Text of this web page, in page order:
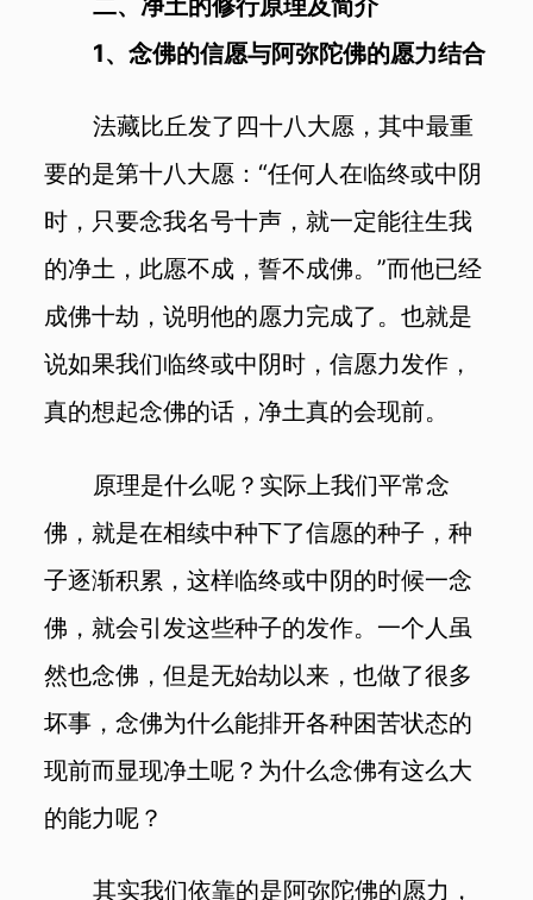
1、念佛的信愿与阿弥陀佛的愿力结合
法藏比丘发了四十八大愿，其中最重
要的是第十八大愿：“任何人在临终或中阴
时，只要念我名号十声，就一定能往生我
的净土，此愿不成，誓不成佛。”而他已经
成佛十劫，说明他的愿力完成了。也就是
说如果我们临终或中阴时，信愿力发作，
真的想起念佛的话，净土真的会现前。
原理是什么呢？实际上我们平常念
佛，就是在相续中种下了信愿的种子，种
子逐渐积累，这样临终或中阴的时候一念
佛，就会引发这些种子的发作。一个人虽
然也念佛，但是无始劫以来，也做了很多
坏事，念佛为什么能排开各种困苦状态的
现前而显现净土呢？为什么念佛有这么大
的能力呢？
其实我们依靠的是阿弥陀佛的愿力，